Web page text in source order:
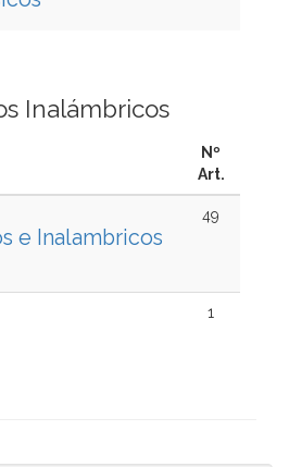
Inalámbricos
Nº
Art.
e Inalambricos
49
1